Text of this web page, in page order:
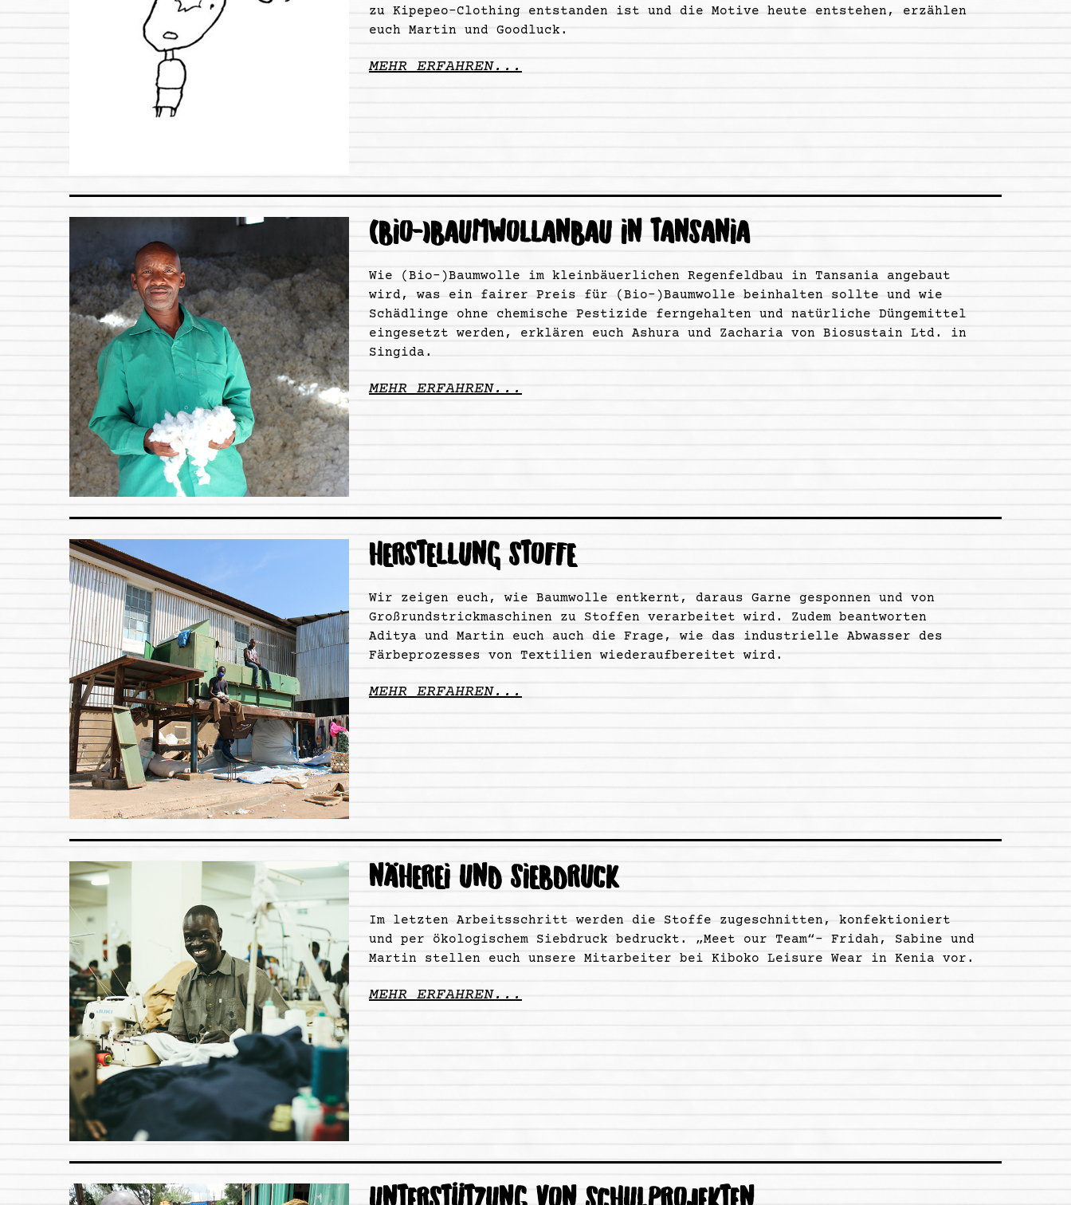
zu Kipepeo-Clothing entstanden ist und die Motive heute entstehen, erzählen
euch Martin und Goodluck.
MEHR ERFAHREN...
(BIO-)BAUMWOLLANBAU IN TANSANIA
Wie (Bio-)Baumwolle im kleinbäuerlichen Regenfeldbau in Tansania angebaut
wird, was ein fairer Preis für (Bio-)Baumwolle beinhalten sollte und wie
Schädlinge ohne chemische Pestizide ferngehalten und natürliche Düngemittel
eingesetzt werden, erklären euch Ashura und Zacharia von Biosustain Ltd. in
Singida.
MEHR ERFAHREN...
HERSTELLUNG STOFFE
Wir zeigen euch, wie Baumwolle entkernt, daraus Garne gesponnen und von
Großrundstrickmaschinen zu Stoffen verarbeitet wird. Zudem beantworten
Aditya und Martin euch auch die Frage, wie das industrielle Abwasser des
Färbeprozesses von Textilien wiederaufbereitet wird.
MEHR ERFAHREN...
NÄHEREI UND SIEBDRUCK
Im letzten Arbeitsschritt werden die Stoffe zugeschnitten, konfektioniert
und per ökologischem Siebdruck bedruckt. „Meet our Team“- Fridah, Sabine und
Martin stellen euch unsere Mitarbeiter bei Kiboko Leisure Wear in Kenia vor.
MEHR ERFAHREN...